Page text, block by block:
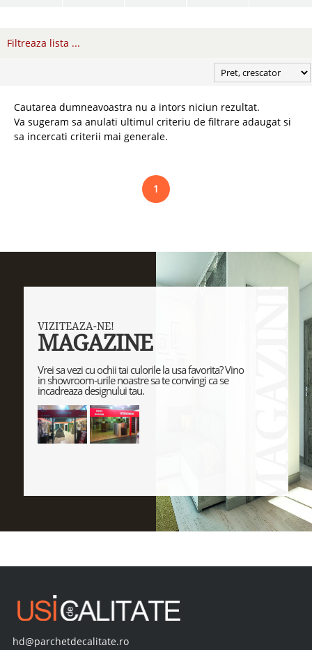
Filtreaza lista ...
Cautarea dumneavoastra nu a intors niciun rezultat.
Va sugeram sa anulati ultimul criteriu de filtrare adaugat si
sa incercati criterii mai generale.
1
VIZITEAZA-NE!
MAGAZINE
Vrei sa vezi cu ochii tai culorile la usa favorita? Vino
in showroom-urile noastre sa te convingi ca se
incadreaza designului tau.
hd@parchetdecalitate.ro